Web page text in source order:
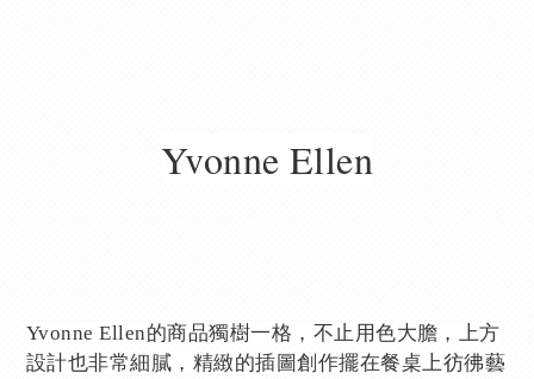
Yvonne Ellen
Yvonne Ellen的商品獨樹一格，不止用色大膽，上方
設計也非常細膩，精緻的插圖創作擺在餐桌上彷彿藝